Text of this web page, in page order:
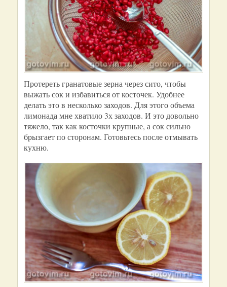
Протереть гранатовые зерна через сито, чтобы
выжать сок и избавиться от косточек. Удобнее
делать это в несколько заходов. Для этого объема
лимонада мне хватило 3х заходов. И это довольно
тяжело, так как косточки крупные, а сок сильно
брызгает по сторонам. Готовьтесь после отмывать
кухню.